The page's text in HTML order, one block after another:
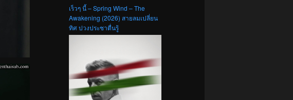
เร็วๆ นี้ – Spring Wind – The
Awakening (2026) สายลมเปลี่ยน
ทิศ ปวงประชาตื่นรู้